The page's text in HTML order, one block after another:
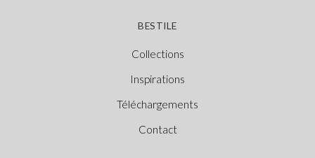
BESTILE
Collections
Inspirations
Téléchargements
Contact